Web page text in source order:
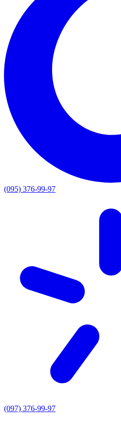
(095) 376-99-97
(097) 376-99-97